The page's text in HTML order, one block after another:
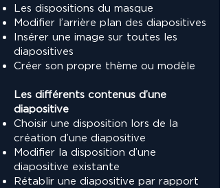
Les dispositions du masque
Modifier l’arrière plan des diapositives
Insérer une image sur toutes les
diapositives
Créer son propre thème ou modèle
Les différents contenus d’une
diapositive
Choisir une disposition lors de la
création d’une diapositive
Modifier la disposition d’une
diapositive existante
Rétablir une diapositive par rapport